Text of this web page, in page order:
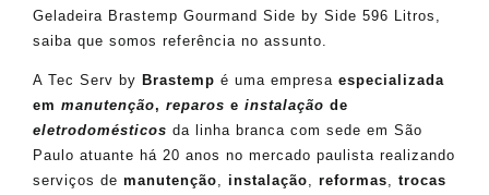
Geladeira Brastemp Gourmand Side by Side 596 Litros,
saiba que somos referência no assunto.
A Tec Serv by Brastemp é uma empresa especializada
em manutenção, reparos e instalação de
eletrodomésticos da linha branca com sede em São
Paulo atuante há 20 anos no mercado paulista realizando
serviços de manutenção instalação reformas
trocas